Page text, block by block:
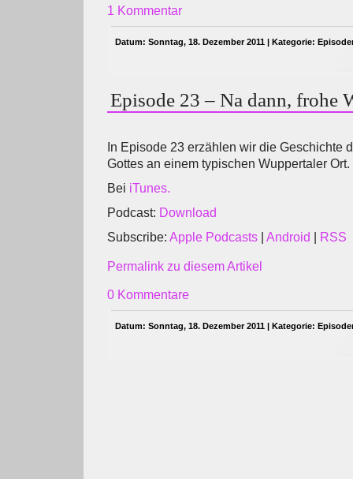
1 Kommentar
Datum: Sonntag, 18. Dezember 2011 | Kategorie:
Episode 23 – Na dann, frohe
In Episode 23 erzählen wir die Geschichte
Gottes an einem typischen Wuppertaler Ort.
Bei iTunes.
Podcast: Download
Subscribe: Apple Podcasts Android RSS
Permalink zu diesem Artikel
0 Kommentare
Datum: Sonntag, 18. Dezember 2011 | Kategorie: